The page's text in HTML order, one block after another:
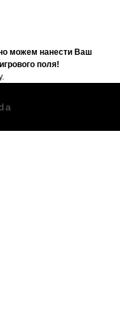
можем нанести Ваш
поля!